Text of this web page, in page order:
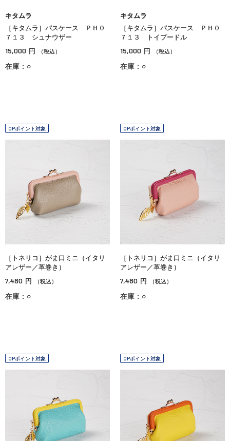
キタムラ
［キタムラ］パスケース ＰＨ０
７１３ シュナウザー
15,000 円 （税込）
在庫：○
キタムラ
［キタムラ］パスケース ＰＨ０
７１３ トイプードル
15,000 円 （税込）
在庫：○
OPポイント対象
［トネリコ］がま口ミニ（イタリ
アレザー／革巻き）
7,480 円 （税込）
在庫：○
OPポイント対象
［トネリコ］がま口ミニ（イタリ
アレザー／革巻き）
7,480 円 （税込）
在庫：○
OPポイント対象 OPポイント対象